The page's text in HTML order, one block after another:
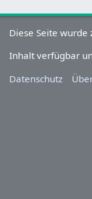
Diese Seite
Inhalt verfügbar
Datenschutz